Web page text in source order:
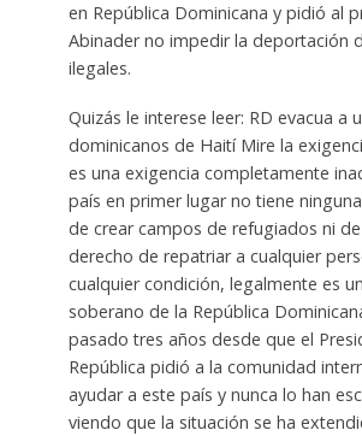
en República Dominicana y pidió al
Abinader no impedir la deportación
ilegales.
Quizás le interese leer: RD evacua a
dominicanos de Haití Mire la
es una exigencia completamente
país en primer lugar no tiene
de crear campos de refugiados ni
derecho de repatriar a cualquier
cualquier condición, legalmente es
soberano de la República
pasado tres años desde que el
República pidió a la comunidad
ayudar a este país y nunca lo han
viendo que la situación se ha